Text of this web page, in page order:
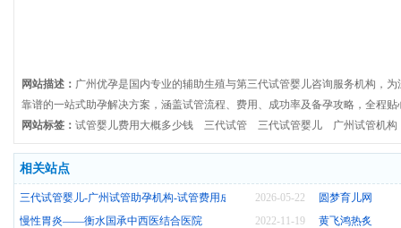
网站描述： 广州优孕是国内专业的辅助生殖与第三代试管婴儿咨询服务机构，
靠谱的一站式助孕解决方案，涵盖试管流程、费用、成功率及备孕攻略，全程
网站标签： 试管婴儿费用大概多少钱 三代试管 三代试管婴儿 广州试管机构
相关站点
2026-05-22
三代试管婴儿-广州试管助孕机构-试管费用成功率咨询-广州优孕 圆梦育儿网
2022-11-19
慢性胃炎——衡水国承中西医结合医院
黄飞鸿热炙